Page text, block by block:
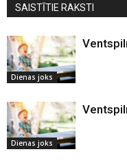
SAISTĪTIE RAKSTI
Dienas joks
Dienas joks